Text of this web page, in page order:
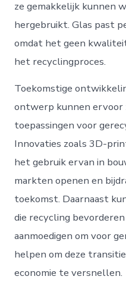
ze gemakkelijk kunnen
hergebruikt. Glas past
omdat het geen
het recyclingproces.
Toekomstige
ontwerp kunnen ervoor
toepassingen voor
Innovaties zoals 3D-
het gebruik ervan in
markten openen en
toekomst. Daarnaast
die recycling
aanmoedigen om voor
helpen om deze
economie te versnellen.